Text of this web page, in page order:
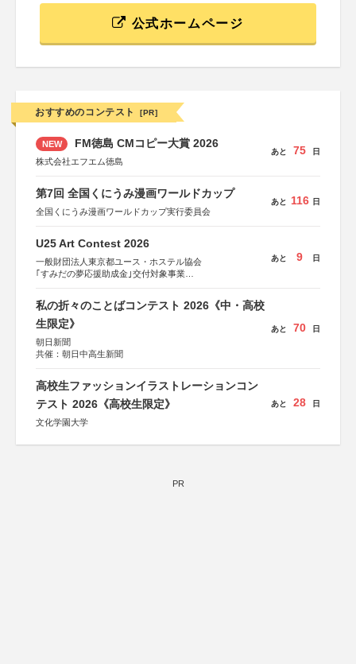
公式ホームページ
おすすめのコンテスト [PR]
NEW FM徳島 CMコピー大賞 2026
株式会社エフエム徳島
あと 75 日
第7回 全国くにうみ漫画ワールドカップ
全国くにうみ漫画ワールドカップ実行委員会
あと 116 日
U25 Art Contest 2026
一般財団法人東京都ユース・ホステル協会
｢すみだの夢応援助成金｣交付対象事業
あと 9 日
私の折々のことばコンテスト 2026《中・高校
生限定》
朝日新聞
共催：朝日中高生新聞
あと 70 日
高校生ファッションイラストレーションコン
テスト 2026《高校生限定》
文化学園大学
あと 28 日
PR